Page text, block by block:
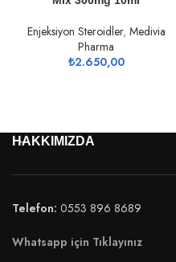
Enjeksiyon Steroidler, Medivia
Pharma
₺2.650,00
HAKKIMIZDA
Telefon: 0553 896 8689
Whatsapp için Tıklayınız